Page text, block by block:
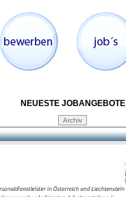
NEUESTE JOBANGEBOTE